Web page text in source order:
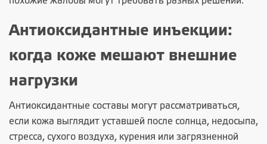
Антиоксидантные инъекции:
когда коже мешают внешние
нагрузки
Антиоксидантные составы могут рассматриваться,
если кожа выглядит уставшей после солнца, недосыпа,
стресса, сухого воздуха, курения или загрязненной